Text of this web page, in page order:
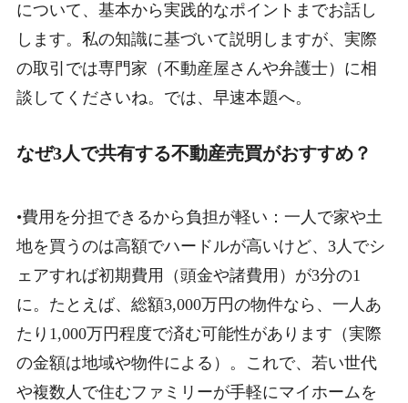
について、基本から実践的なポイントまでお話し
します。私の知識に基づいて説明しますが、実際
の取引では専門家（不動産屋さんや弁護士）に相
談してくださいね。では、早速本題へ。
なぜ3人で共有する不動産売買がおすすめ？
•費用を分担できるから負担が軽い：一人で家や土
地を買うのは高額でハードルが高いけど、3人でシ
ェアすれば初期費用（頭金や諸費用）が3分の1
に。たとえば、総額3,000万円の物件なら、一人あ
たり1,000万円程度で済む可能性があります（実際
の金額は地域や物件による）。これで、若い世代
や複数人で住むファミリーが手軽にマイホームを